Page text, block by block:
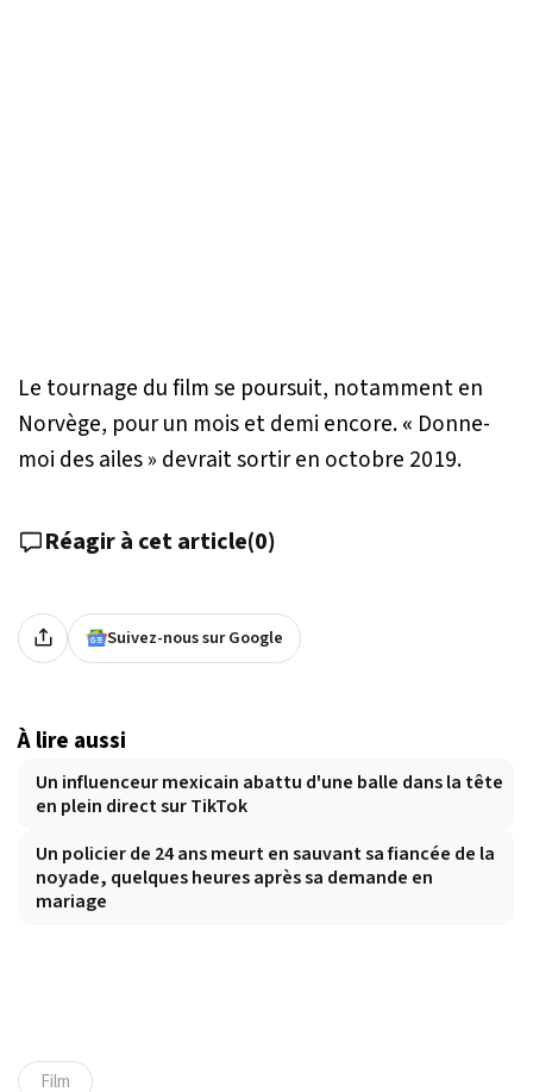
Le tournage du film se poursuit, notamment en
Norvège, pour un mois et demi encore.« Donne-
moi des ailes » devrait sortir en octobre 2019.
Réagir à cet article(0)
Suivez-nous sur Google
À lire aussi
Un influenceur mexicain abattu d'une balle dans la tête
en plein direct sur TikTok
Un policier de 24 ans meurt en sauvant sa fiancée de la
noyade, quelques heures après sa demande en
mariage
Film